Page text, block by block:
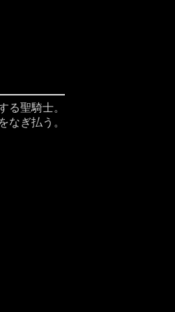
る聖騎士。
なぎ払う。